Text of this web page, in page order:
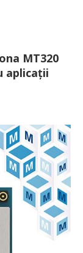
MT320
aplicații